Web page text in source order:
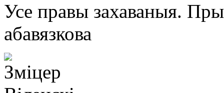
Усе правы захаваныя.
абавязкова